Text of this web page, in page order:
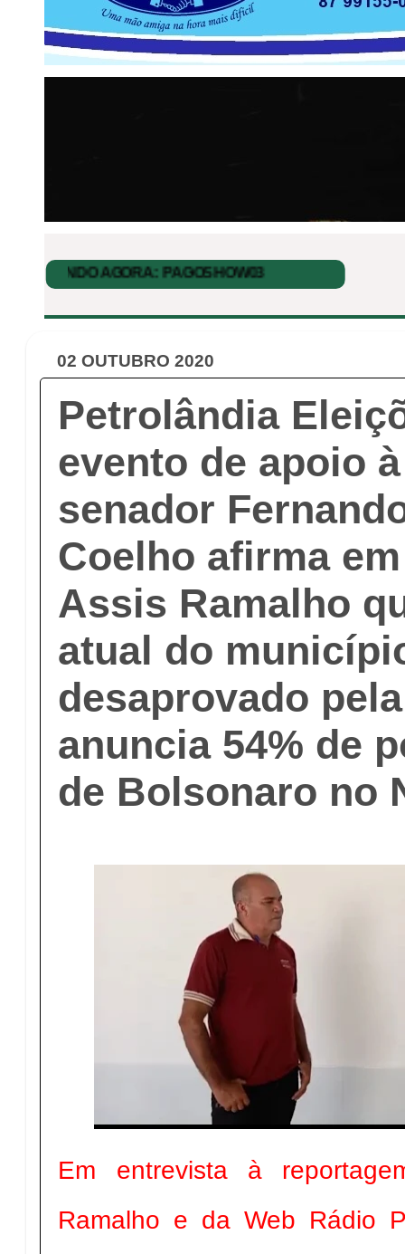
02 OUTUBRO 2020
Petrolândia
evento de apoio
senador
Coelho afirma
Assis Ramalho
atual do
desaprovado
anuncia 54% de
de Bolsonaro no
Em entrevista à
Ramalho e da Web Rádio